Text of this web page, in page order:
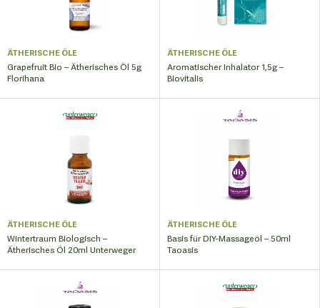
ÄTHERISCHE ÖLE
Grapefruit Bio – Ätherisches Öl 5g
Florihana
ÄTHERISCHE ÖLE
Aromatischer Inhalator 1,5g –
Biovitalis
ÄTHERISCHE ÖLE
Wintertraum Biologisch –
Ätherisches Öl 20ml Unterweger
ÄTHERISCHE ÖLE
Basis für DIY-Massageöl – 50ml
Taoasis